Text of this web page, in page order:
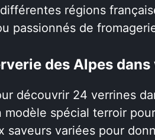
régions
passionnés de
des Alpes
découvrir 24 verrines
modèle spécial terroir
saveurs variées pour